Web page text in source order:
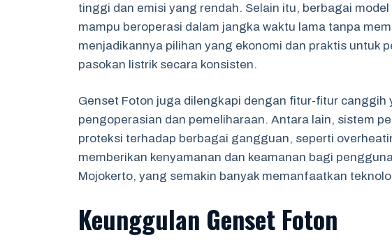
tinggi dan emisi yang rendah. Selain itu, berbagai
mampu beroperasi dalam jangka waktu lama tanpa
menjadikannya pilihan yang ekonomi dan praktis untuk
pasokan listrik secara konsisten.
Genset Foton juga dilengkapi dengan fitur-fitur
pengoperasian dan pemeliharaan. Antara lain, sistem
proteksi terhadap berbagai gangguan, seperti
memberikan kenyamanan dan keamanan bagi
Mojokerto, yang semakin banyak memanfaatkan
Keunggulan Genset Foton